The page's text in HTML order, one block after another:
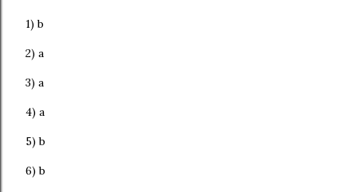
1) b
2) a
3) a
4) a
5) b
6) b